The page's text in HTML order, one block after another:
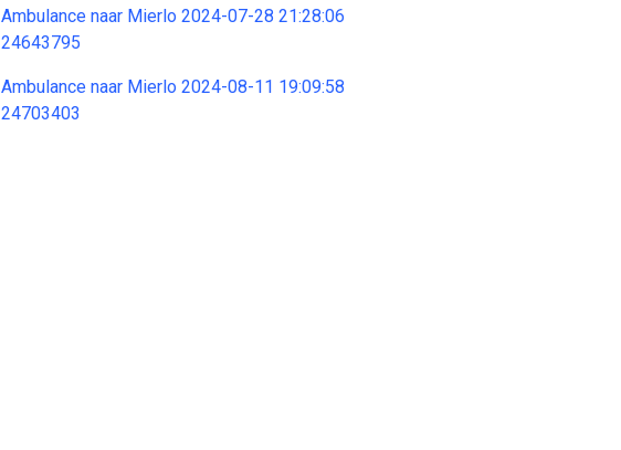
Ambulance naar Mierlo 2024-07-28 21:28:06
24643795
Ambulance naar Mierlo 2024-08-11 19:09:58
24703403